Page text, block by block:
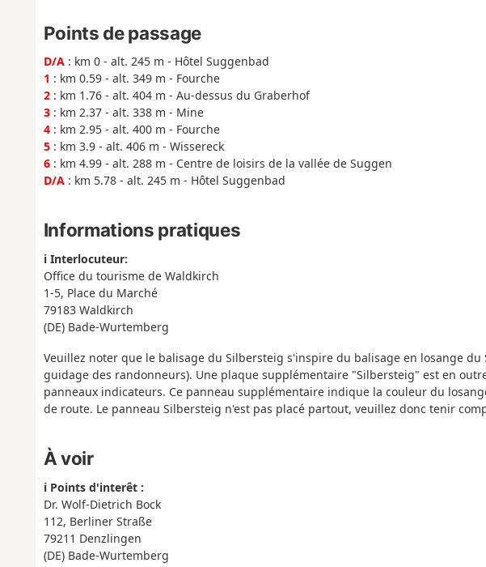
Points de passage
D/A: km 0 - alt. 245 m - Hôtel Suggenbad
1 : km 0.59 - alt. 349 m - Fourche
2: km 1.76 - alt. 404 m - Au-dessus du Graberhof
3: km 2.37 - alt. 338 m - Mine
4: km 2.95 - alt. 400 m - Fourche
5: km 3.9 - alt. 406 m - Wissereck
6: km 4.99 - alt. 288 m - Centre de loisirs de la vallée de Suggen
D/A: km 5.78 - alt. 245 m - Hôtel Suggenbad
Informations pratiques
ℹ️ Interlocuteur:
Office du tourisme de Waldkirch
1-5, Place du Marché
79183 Waldkirch
(DE) Bade-Wurtemberg
Veuillez noter que le balisage du Silbersteig s'inspire du balisage en losange du
guidage des randonneurs). Une plaque supplémentaire "Silbersteig" est en
panneaux indicateurs. Ce panneau supplémentaire indique la couleur du
de route. Le panneau Silbersteig n'est pas placé partout, veuillez donc tenir
À voir
ℹ️ Points d'interêt :
Dr. Wolf-Dietrich Bock
112, Berliner Straße
79211 Denzlingen
(DE) Bade-Wurtemberg